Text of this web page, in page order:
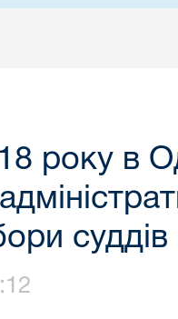
року в
суддів